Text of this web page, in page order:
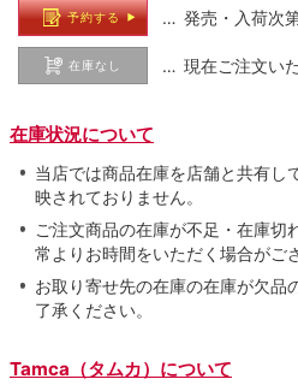
予約する … 発売・入荷次
在庫なし … 現在ご注文い
在庫状況について
当店では商品在庫を店舗と共有し
映されておりません。
ご注文商品の在庫が不足・在庫切
常よりお時間をいただく場合がご
お取り寄せ先の在庫の在庫が欠品
了承ください。
Tamca（タムカ）について